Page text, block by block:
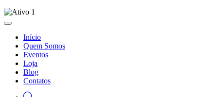
Início
Quem Somos
Eventos
Loja
Blog
Contatos